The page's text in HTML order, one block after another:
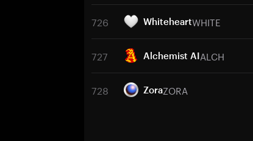
726 WhiteheartWHITE
727 Alchemist AIALCH
728 ZoraZORA